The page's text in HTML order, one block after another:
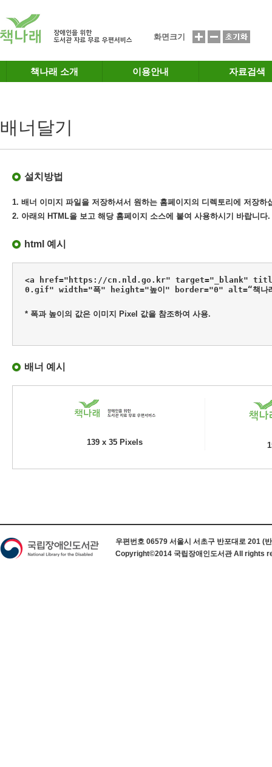
화면크기
책나래 소개 이용안내 자료검색
배너달기
설치방법
1. 배너 이미지 파일을 저장하셔서 원하는 홈페이지의 디렉토리에 저장하
2. 아래의 HTML을 보고 해당 홈페이지 소스에 붙여 사용하시기 바랍니다.
html 예시
<a href="https://cn.nld.go.kr" target="_blank"
0.gif" width="폭" height="높이" border="0" alt=“책나래
* 폭과 높이의 값은 이미지 Pixel 값을 참조하여 사용.
배너 예시
139 x 35 Pixels
우편번호 06579 서울시 서초구 반포대로 201 (
Copyright©2014 국립장애인도서관 All rights